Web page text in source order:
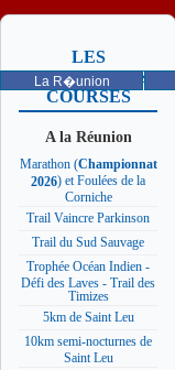
La R�union
LES
PROCHAINES
COURSES
A la Réunion
Marathon (Championnat
2026) et Foulées de la
Corniche
Trail Vaincre Parkinson
Trail du Sud Sauvage
Trophée Océan Indien -
Défi des Laves - Trail des
Timizes
5km de Saint Leu
10km semi-nocturnes de
Saint Leu